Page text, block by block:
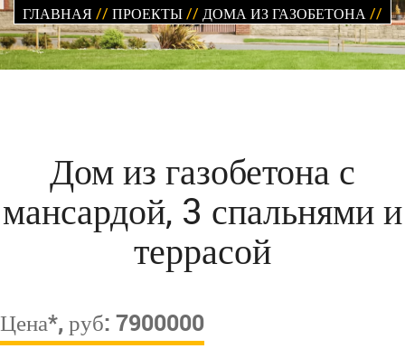
ГЛАВНАЯ// ПРОЕКТЫ// ДОМА ИЗ ГАЗОБЕТОНА//
Дом из газобетона с
мансардой, 3 спальнями и
террасой
Цена*, руб: 7900000